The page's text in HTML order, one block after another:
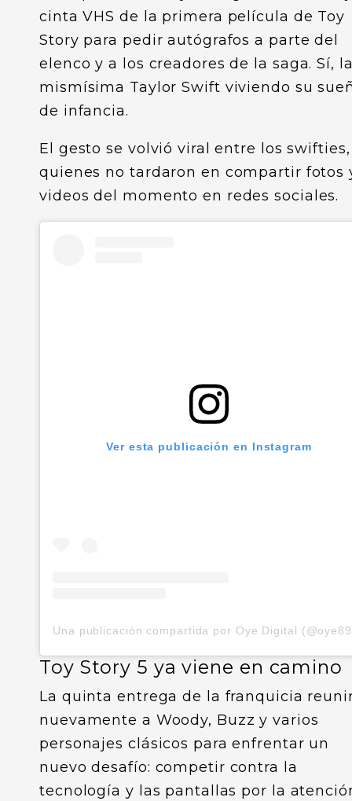
cinta VHS de la primera película de Toy
Story para pedir autógrafos a parte del
elenco y a los creadores de la saga. Sí,
mismísima Taylor Swift viviendo su
de infancia.
El gesto se volvió viral entre los swifties,
quienes no tardaron en compartir fotos
videos del momento en redes sociales.
Ver esta publicación en Instagram
Toy Story 5 ya viene en camino
La quinta entrega de la franquicia
nuevamente a Woody, Buzz y varios
personajes clásicos para enfrentar un
nuevo desafío: competir contra la
tecnología y las pantallas por la